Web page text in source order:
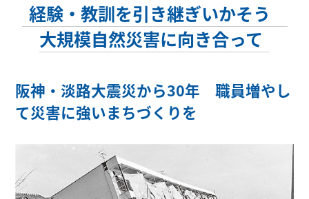
経験・教訓を引き継ぎいかそう
大規模自然災害に向き合って
阪神・淡路大震災から30年 職員増やし
て災害に強いまちづくりを